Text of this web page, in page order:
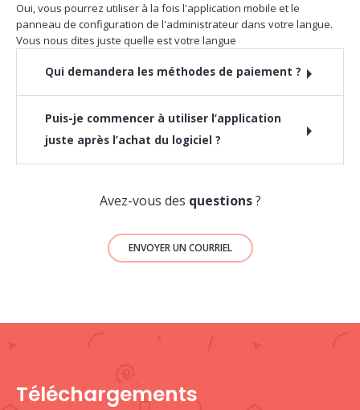
Oui, vous pourrez utiliser à la fois l'application mobile et le
panneau de configuration de l'administrateur dans votre langue.
Vous nous dites juste quelle est votre langue
Qui demandera les méthodes de paiement ?
Puis-je commencer à utiliser l’application
juste après l’achat du logiciel ?
Avez-vous des questions?
ENVOYER UN COURRIEL
Téléchargements